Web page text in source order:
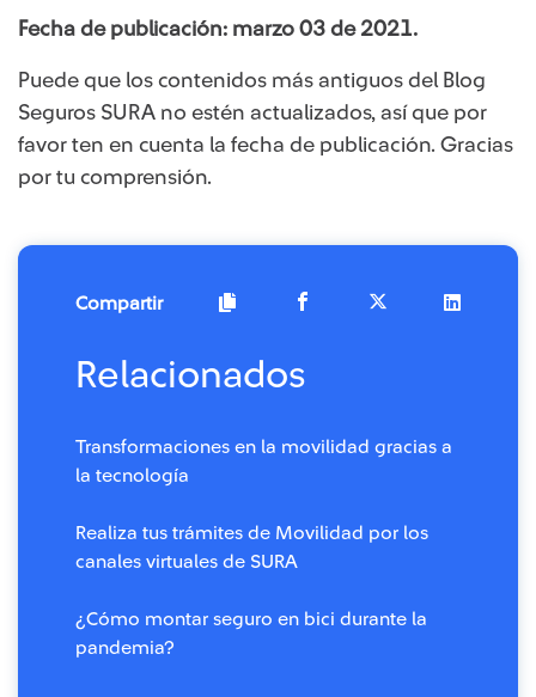
Fecha de publicación: marzo 03 de 2021.
Puede que los contenidos más antiguos del Blog
Seguros SURA no estén actualizados, así que por
favor ten en cuenta la fecha de publicación. Gracias
por tu comprensión.
Compartir
Relacionados
Transformaciones en la movilidad gracias a
la tecnología
Realiza tus trámites de Movilidad por los
canales virtuales de SURA
¿Cómo montar seguro en bici durante la
pandemia?